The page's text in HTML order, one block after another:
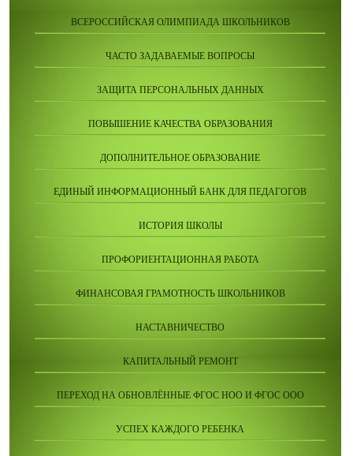
ВСЕРОССИЙСКАЯ ОЛИМПИАДА ШКОЛЬНИКОВ
ЧАСТО ЗАДАВАЕМЫЕ ВОПРОСЫ
ЗАЩИТА ПЕРСОНАЛЬНЫХ ДАННЫХ
ПОВЫШЕНИЕ КАЧЕСТВА ОБРАЗОВАНИЯ
ДОПОЛНИТЕЛЬНОЕ ОБРАЗОВАНИЕ
ЕДИНЫЙ ИНФОРМАЦИОННЫЙ БАНК ДЛЯ ПЕДАГОГОВ
ИСТОРИЯ ШКОЛЫ
ПРОФОРИЕНТАЦИОННАЯ РАБОТА
ФИНАНСОВАЯ ГРАМОТНОСТЬ ШКОЛЬНИКОВ
НАСТАВНИЧЕСТВО
КАПИТАЛЬНЫЙ РЕМОНТ
ПЕРЕХОД НА ОБНОВЛЁННЫЕ ФГОС НОО И ФГОС ООО
УСПЕХ КАЖДОГО РЕБЕНКА